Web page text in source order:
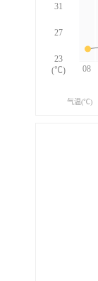
08
31
27
23
(℃)
气温(℃)